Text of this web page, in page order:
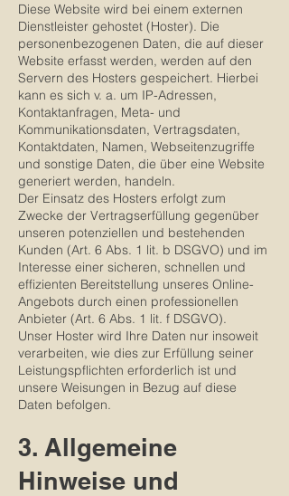
Diese Website wird bei einem externen
Dienstleister gehostet (Hoster). Die
personenbezogenen Daten, die auf dieser
Website erfasst werden, werden auf den
Servern des Hosters gespeichert. Hierbei
kann es sich v. a. um IP-Adressen,
Kontaktanfragen, Meta- und
Kommunikationsdaten, Vertragsdaten,
Kontaktdaten, Namen, Webseitenzugriffe
und sonstige Daten, die über eine Website
generiert werden, handeln.
Der Einsatz des Hosters erfolgt zum
Zwecke der Vertragserfüllung gegenüber
unseren potenziellen und bestehenden
Kunden (Art. 6 Abs. 1 lit. b DSGVO) und im
Interesse einer sicheren, schnellen und
effizienten Bereitstellung unseres Online-
Angebots durch einen professionellen
Anbieter (Art. 6 Abs. 1 lit. f DSGVO).
Unser Hoster wird Ihre Daten nur insoweit
verarbeiten, wie dies zur Erfüllung seiner
Leistungspflichten erforderlich ist und
unsere Weisungen in Bezug auf diese
Daten befolgen.
3. Allgemeine
Hinweise und